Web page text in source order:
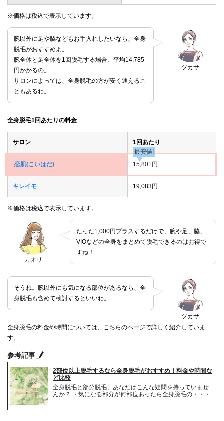
※価格は税込で表示しています。
ツカサ
腕以外に足や脇などもお手入れしたいなら、全身
脱毛がおすすめよ。
腕全体と足全体を1回脱毛する場合、平均14,785
円かかるの。
サロンによっては、全身脱毛の方が安く通えるこ
ともあるわ。
全身脱毛1回あたりの料金
サロン 1回あたり
恋肌(こいはだ)
最安値!
15,801円
キレイモ 19,083円
※価格は税込で表示しています。
カオリ
たった1,000円プラスするだけで、腕や足、脇、
VIOなどの全身をまとめて脱毛できるのはお得で
すね！
ツカサ
そうね。腕以外にも気になる部位があるなら、全
身脱毛も含めて検討するといいわ。
全身脱毛の料金や時間については、こちらのページで詳しく紹介していま
す。
参考記事
2部位以上脱毛するなら全身脱毛がおすすめ！料金や時間な
ど比較
全身脱毛と部分脱毛、あなたはこんな疑問を持っていませ
んか？ ・気になる部分が何部位あったら全身脱毛の・・・